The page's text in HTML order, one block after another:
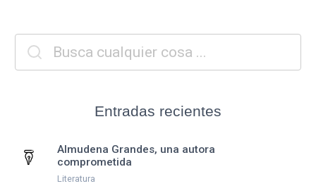
Entradas recientes
Almudena Grandes, una autora
comprometida
Literatura